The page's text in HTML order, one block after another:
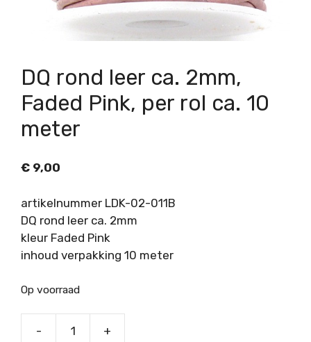
DQ rond leer ca. 2mm,
Faded Pink, per rol ca. 10
meter
€ 9,00
artikelnummer LDK-02-011B
DQ rond leer ca. 2mm
kleur Faded Pink
inhoud verpakking 10 meter
Op voorraad
- +